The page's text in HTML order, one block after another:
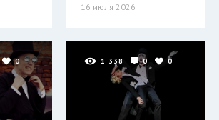
16 июля 2026
0 1 338 0 0